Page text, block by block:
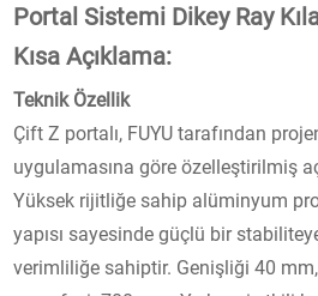
Portal Sistemi Dikey Ray
Kısa Açıklama:
Teknik Özellik
Çift Z portalı, FUYU tarafından
uygulamasına göre özelleştirilmiş
Yüksek rijitliğe sahip alüminyum
yapısı sayesinde güçlü bir
verimliliğe sahiptir. Genişliği 40